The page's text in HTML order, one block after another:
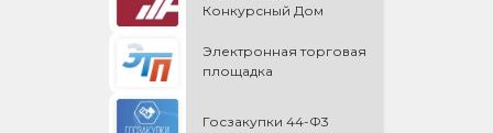
Конкурсный Дом
Электронная торговая
площадка
Госзакупки 44-Ф3